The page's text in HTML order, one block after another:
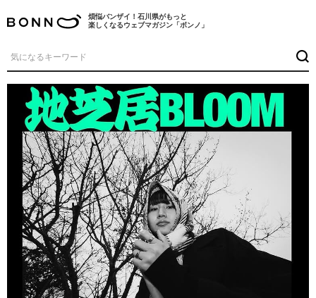
煩悩バンザイ！石川県がもっと
楽しくなるウェブマガジン「ボンノ」